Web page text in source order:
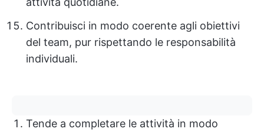
Contribuisci in modo coerente agli obiettivi
del team, pur rispettando le responsabilità
individuali.
Tende a completare le attività in modo